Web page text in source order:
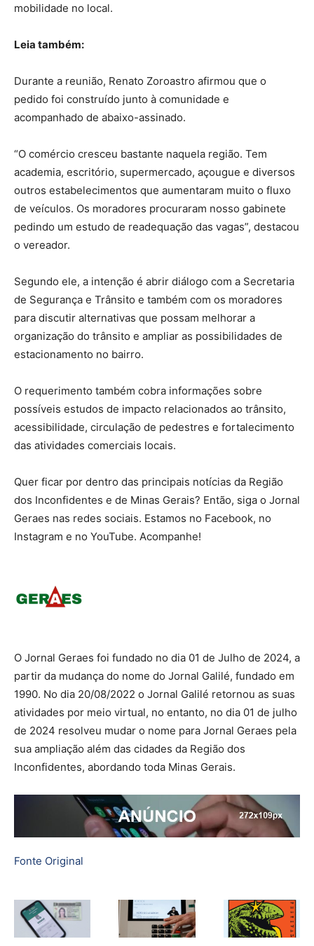
mobilidade no local.
Leia também:
Durante a reunião, Renato Zoroastro afirmou que o
pedido foi construído junto à comunidade e
acompanhado de abaixo-assinado.
“O comércio cresceu bastante naquela região. Tem
academia, escritório, supermercado, açougue e diversos
outros estabelecimentos que aumentaram muito o fluxo
de veículos. Os moradores procuraram nosso gabinete
pedindo um estudo de readequação das vagas”, destacou
o vereador.
Segundo ele, a intenção é abrir diálogo com a Secretaria
de Segurança e Trânsito e também com os moradores
para discutir alternativas que possam melhorar a
organização do trânsito e ampliar as possibilidades de
estacionamento no bairro.
O requerimento também cobra informações sobre
possíveis estudos de impacto relacionados ao trânsito,
acessibilidade, circulação de pedestres e fortalecimento
das atividades comerciais locais.
Quer ficar por dentro das principais notícias da Região
dos Inconfidentes e de Minas Gerais? Então, siga o Jornal
Geraes nas redes sociais. Estamos no Facebook, no
Instagram e no YouTube. Acompanhe!
O Jornal Geraes foi fundado no dia 01 de Julho de 2024, a
partir da mudança do nome do Jornal Galilé, fundado em
1990. No dia 20/08/2022 o Jornal Galilé retornou as suas
atividades por meio virtual, no entanto, no dia 01 de julho
de 2024 resolveu mudar o nome para Jornal Geraes pela
sua ampliação além das cidades da Região dos
Inconfidentes, abordando toda Minas Gerais.
Fonte Original